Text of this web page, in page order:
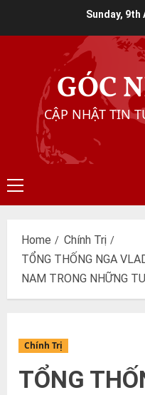
Sunday, 9th
GÓC
CẬP NHẬT TIN
Primary
Menu
Home
Chính Trị
TỔNG THỐNG NGA
NAM TRONG NHỮNG
Chính Trị
TỔNG